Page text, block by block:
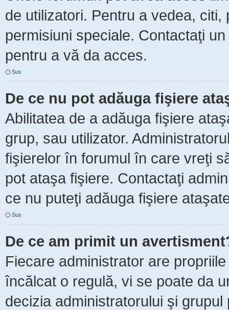
de utilizatori. Pentru a vedea,
permisiuni speciale. Contactaţi
pentru a vă da acces.
Sus
De ce nu pot adăuga fişiere
Abilitatea de a adăuga fişiere
grup, sau utilizator.
fişierelor în forumul în care vreţi
pot ataşa fişiere. Contactaţi
ce nu puteţi adăuga fişiere
Sus
De ce am primit un
Fiecare administrator are
încălcat o regulă, vi se poate da
decizia administratorului şi